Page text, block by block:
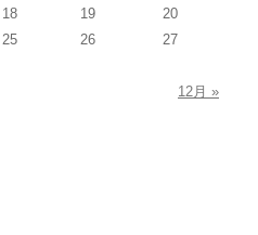
12月 »
18 19
20
25 26
27